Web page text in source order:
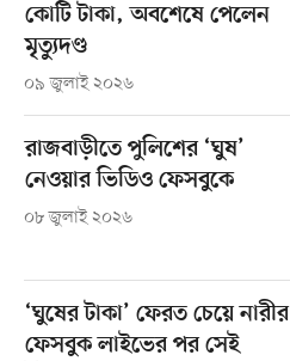
কোটি টাকা, অবশেষে পেলেন
মৃত্যুদণ্ড
০৯ জুলাই ২০২৬
রাজবাড়ীতে পুলিশের ‘ঘুষ’
নেওয়ার ভিডিও ফেসবুকে
০৮ জুলাই ২০২৬
‘ঘুষের টাকা’ ফেরত চেয়ে নারীর
ফেসবুক লাইভের পর সেই